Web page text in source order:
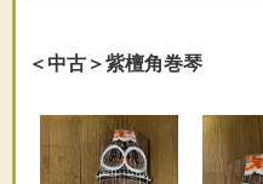
＜中古＞紫檀角巻琴